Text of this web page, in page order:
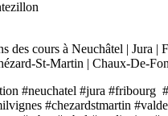
des cours à Neuchâtel | Jura |
St-Martin | Chaux-De-
#neuchatel #jura #fribourg
#chezardstmartin